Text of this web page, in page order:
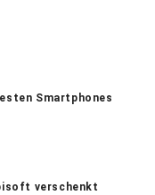
Smartphones
verschenkt